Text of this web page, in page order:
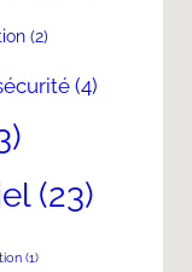
(2)
(4)
(23)
(1)